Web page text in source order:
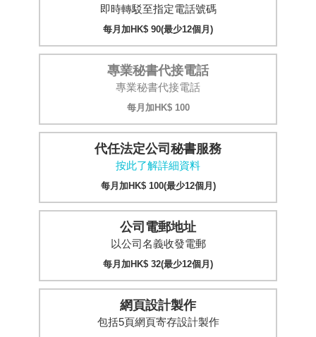
即時轉駁至指定電話號碼
每月加HK$ 90(最少12個月)
專業秘書代接電話
專業秘書代接電話
每月加HK$ 100
代任法定公司秘書服務
按此了解詳細資料
每月加HK$ 100(最少12個月)
公司電郵地址
以公司名義收發電郵
每月加HK$ 32(最少12個月)
網頁設計製作
包括5頁網頁寄存設計製作